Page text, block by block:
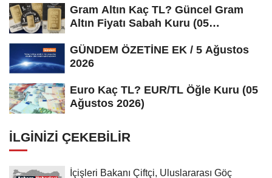
Gram Altın Kaç TL? Güncel Gram
Altın Fiyatı Sabah Kuru (05
GÜNDEM ÖZETİNE EK / 5 Ağustos
2026
Euro Kaç TL? EUR/TL Öğle Kuru (05
Ağustos 2026)
İLGINIZI ÇEKEBILIR
İçişleri Bakanı Çiftçi, Uluslararası Göç